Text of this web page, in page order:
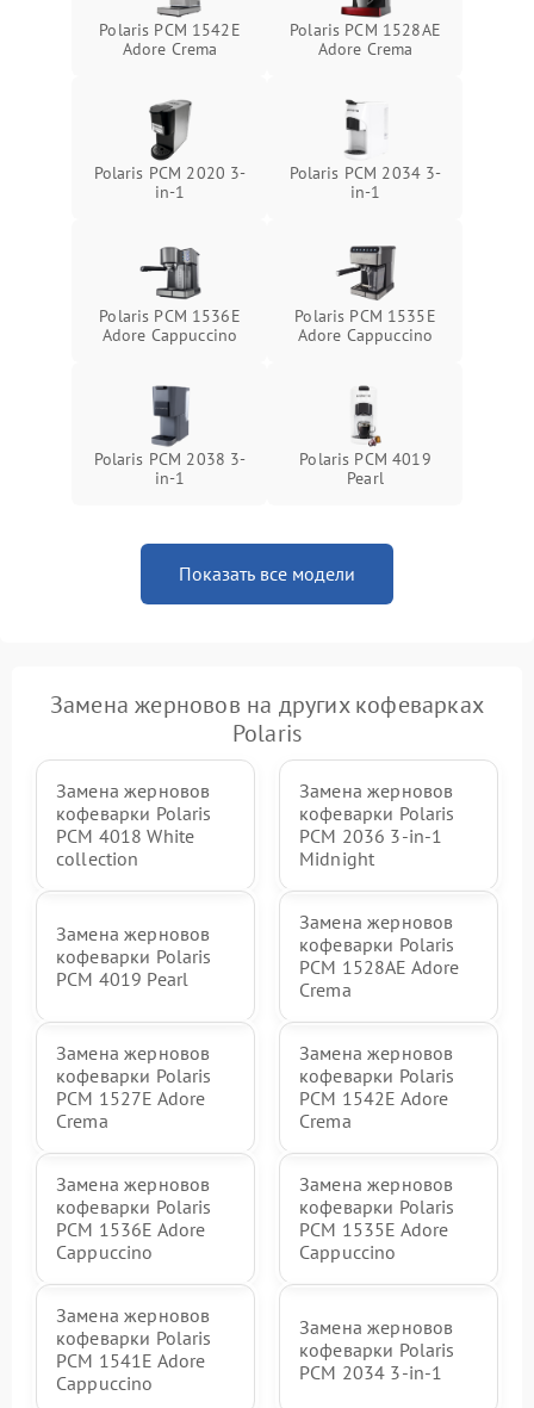
Polaris PCM 1542E
Adore Crema
Polaris PCM 1528AE
Adore Crema
Polaris PCM 2020 3-
in-1
Polaris PCM 2034 3-
in-1
Polaris PCM 1536E
Adore Cappuccino
Polaris PCM 1535E
Adore Cappuccino
Polaris PCM 2038 3-
in-1
Polaris PCM 4019
Pearl
Показать все модели
Замена жерновов на других кофеварках
Polaris
Замена жерновов
кофеварки Polaris
PCM 4018 White
collection
Замена жерновов
кофеварки Polaris
PCM 2036 3-in-1
Midnight
Замена жерновов
кофеварки Polaris
PCM 4019 Pearl
Замена жерновов
кофеварки Polaris
PCM 1528AE Adore
Crema
Замена жерновов
кофеварки Polaris
PCM 1527E Adore
Crema
Замена жерновов
кофеварки Polaris
PCM 1542E Adore
Crema
Замена жерновов
кофеварки Polaris
PCM 1536E Adore
Cappuccino
Замена жерновов
кофеварки Polaris
PCM 1535E Adore
Cappuccino
Замена жерновов
кофеварки Polaris
PCM 1541E Adore
Cappuccino
Замена жерновов
кофеварки Polaris
PCM 2034 3-in-1